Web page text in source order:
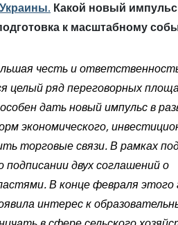
Какой новый импульс
к масштабному
честь и
целый ряд переговорных
дать новый импульс в
экономического,
торговые связи. В рамках
двух соглашений о
В конце февраля этого
интерес к